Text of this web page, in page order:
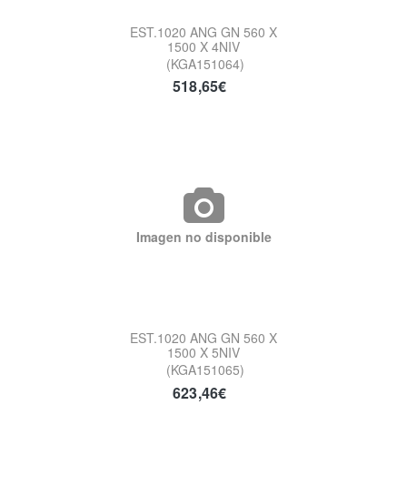
EST.1020 ANG GN 560 X
1500 X 4NIV
(KGA151064)
518,65€
Imagen no disponible
EST.1020 ANG GN 560 X
1500 X 5NIV
(KGA151065)
623,46€